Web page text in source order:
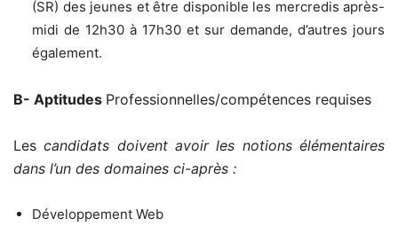
(SR) des jeunes et être disponible les mercredis après-
midi de 12h30 à 17h30 et sur demande, d’autres jours
également.
B- Aptitudes Professionnelles/compétences requises
Lescandidats doivent avoir les notions élémentaires
dans l’un des domaines ci-après :
Développement Web